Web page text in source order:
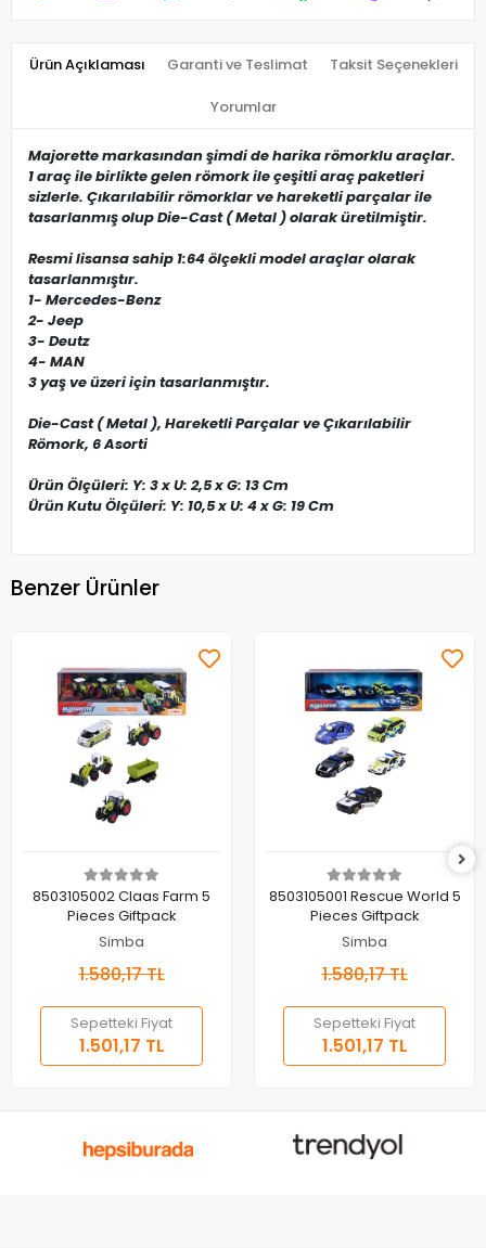
Ürün Açıklaması Garanti ve Teslimat Taksit Seçenekleri
Yorumlar
Majorette markasından şimdi de harika römorklu araçlar.
1 araç ile birlikte gelen römork ile çeşitli araç paketleri
sizlerle. Çıkarılabilir römorklar ve hareketli parçalar ile
tasarlanmış olup Die-Cast ( Metal ) olarak üretilmiştir.
Resmi lisansa sahip 1:64 ölçekli model araçlar olarak
tasarlanmıştır.
1- Mercedes-Benz
2- Jeep
3- Deutz
4- MAN
3 yaş ve üzeri için tasarlanmıştır.
Die-Cast ( Metal ), Hareketli Parçalar ve Çıkarılabilir
Römork, 6 Asorti
Ürün Ölçüleri: Y: 3 x U: 2,5 x G: 13 Cm
Ürün Kutu Ölçüleri: Y: 10,5 x U: 4 x G: 19 Cm
Benzer Ürünler
Sepete Ekle
8503105002 Claas Farm 5
Pieces Giftpack
Simba
1.580,17 TL
Sepetteki Fiyat
1.501,17 TL
Sepete Ekle
8503105001 Rescue World 5
Pieces Giftpack
Simba
1.580,17 TL
Sepetteki Fiyat
1.501,17 TL